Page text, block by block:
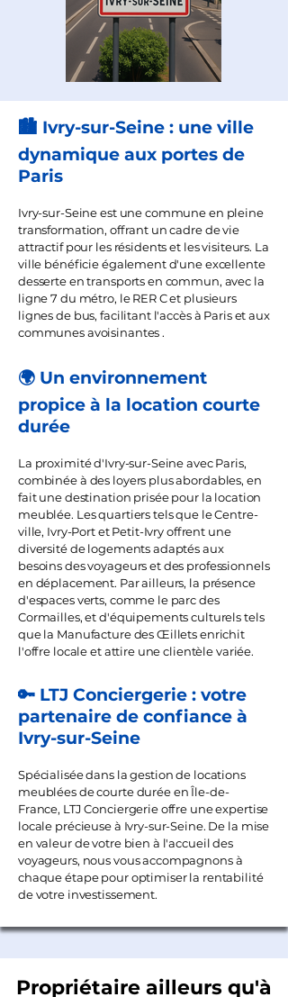
🏙️ Ivry-sur-Seine : une ville
dynamique aux portes de
Paris
Ivry-sur-Seine est une commune en pleine
transformation, offrant un cadre de vie
attractif pour les résidents et les visiteurs. La
ville bénéficie également d'une excellente
desserte en transports en commun, avec la
ligne 7 du métro, le RER C et plusieurs
lignes de bus, facilitant l'accès à Paris et aux
communes avoisinantes .
🌍 Un environnement
propice à la location courte
durée
La proximité d'Ivry-sur-Seine avec Paris,
combinée à des loyers plus abordables, en
fait une destination prisée pour la location
meublée. Les quartiers tels que le Centre-
ville, Ivry-Port et Petit-Ivry offrent une
diversité de logements adaptés aux
besoins des voyageurs et des professionnels
en déplacement. Par ailleurs, la présence
d'espaces verts, comme le parc des
Cormailles, et d'équipements culturels tels
que la Manufacture des Œillets enrichit
l'offre locale et attire une clientèle variée.
🔑 LTJ Conciergerie : votre
partenaire de confiance à
Ivry-sur-Seine
Spécialisée dans la gestion de locations
meublées de courte durée en Île-de-
France, LTJ Conciergerie offre une expertise
locale précieuse à Ivry-sur-Seine. De la mise
en valeur de votre bien à l'accueil des
voyageurs, nous vous accompagnons à
chaque étape pour optimiser la rentabilité
de votre investissement.
Propriétaire ailleurs qu'à